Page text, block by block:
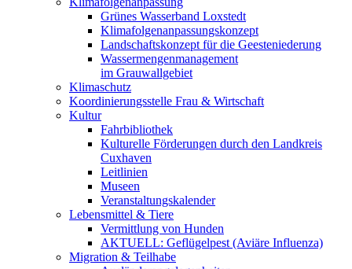
Grünes Wasserband Loxstedt
Klimafolgenanpassungskonzept
Landschaftskonzept für die Geesteniederung
Wassermengenmanagement
im Grauwallgebiet
Klimaschutz
Koordinierungsstelle Frau & Wirtschaft
Kultur
Fahrbibliothek
Kulturelle Förderungen durch den Landkreis
Cuxhaven
Leitlinien
Museen
Veranstaltungskalender
Lebensmittel & Tiere
Vermittlung von Hunden
AKTUELL: Geflügelpest (Aviäre Influenza)
Migration & Teilhabe